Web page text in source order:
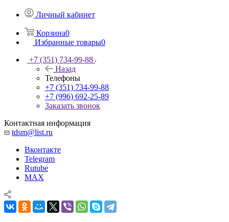
Личный кабинет
Корзина0
Избранные товары0
+7 (351) 734-99-88
Назад
Телефоны
+7 (351) 734-99-88
+7 (996) 692-25-89
Заказать звонок
Контактная информация
tdsm@list.ru
Вконтакте
Telegram
Rutube
MAX